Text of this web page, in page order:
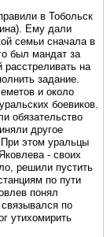
в Тобольск
Ему дали
семьи сначала в
был мандат за
на
задание.
и около
боевиков.
обязательство
другое
этом уральцы
- своих
решили пустить
по пути
понял
по
утихомирить